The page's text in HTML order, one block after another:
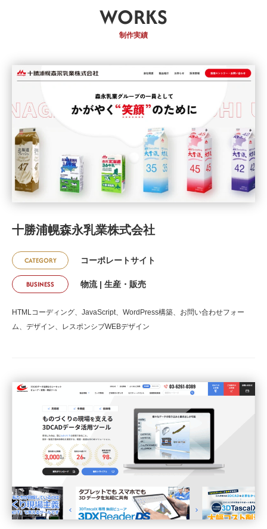
WORKS
制作実績
十勝浦幌森永乳業株式会社
CATEGORY コーポレートサイト
BUSINESS 物流 生産・販売
HTMLコーディング、JavaScript、WordPress構築、お問い合わせフォー
ム、デザイン、レスポンシブWEBデザイン